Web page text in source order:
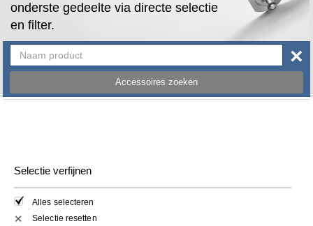
onderste gedeelte via directe selectie
en filter.
Accessoires zoeken
×
Selectie verfijnen
Alles selecteren
✕ Selectie resetten